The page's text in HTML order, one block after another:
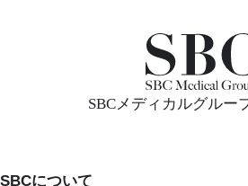
SBCメディカルグルー
SBCについて